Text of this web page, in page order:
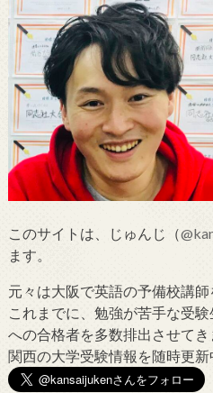
このサイトは、じゅんじ（
ます。
元々は大阪で英語の予備校講師
これまでに、勉強が苦手な受
への合格者を多数排出させてき
関西の大学受験情報を随時更新